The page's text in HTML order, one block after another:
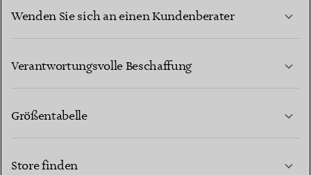
Wenden Sie sich an einen Kundenberater
Verantwortungsvolle Beschaffung
Größentabelle
Store finden